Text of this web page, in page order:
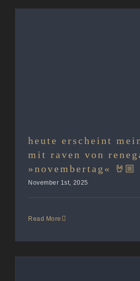
heute erscheint
mit raven von
»novembertag« 🤘🏼
November 1st, 2025
Read More